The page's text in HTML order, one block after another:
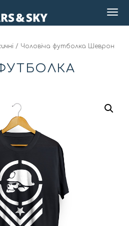
/ Чоловіча футболка Шеврон